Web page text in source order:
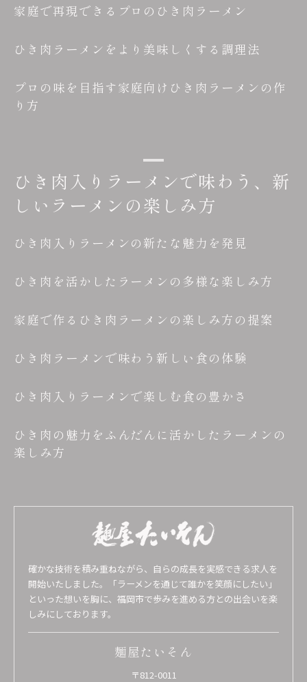
家庭で再現できるプロのひき肉ラーメン
ひき肉ラーメンをより美味しくする調理法
プロの味を目指す家庭向けひき肉ラーメンの作
り方
ひき肉入りラーメンで味わう、新
しいラーメンの楽しみ方
ひき肉入りラーメンの新たな魅力を発見
ひき肉を活かしたラーメンの多様な楽しみ方
家庭で作るひき肉ラーメンの楽しみ方の提案
ひき肉ラーメンで味わう新しい食の体験
ひき肉入りラーメンで楽しむ食の豊かさ
ひき肉の魅力をふんだんに活かしたラーメンの
楽しみ方
確かな技術を積み重ねながら、自らの成長を実感できる求人を
開始いたしました。「ラーメンを通じて誰かを笑顔にしたい」
といった想いを胸に、福岡市で歩みを進める方との出会いを楽
しみにしております。
麺屋たいそん
〒812-0011